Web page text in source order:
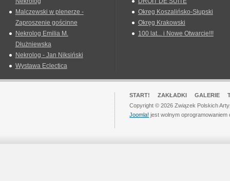
Malczewski w plenerze -
Zaproszenie gościnne
Nekrolog Emilia M.
Dłużniewska
Nekrolog - Jan Niksiński
Wystawa Eclectica
Okreg Koszalińsko-Słupski
Okręg Krakowski
100 lat... i Nowe Otwarcie!!!
START! ZAKŁADKI GALERIE
Copyright © 2026 Związek Polskich
Joomla! jest wolnym